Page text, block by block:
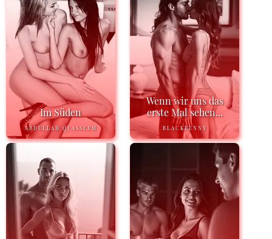
Im Süden
ABDULLAH QUASSEEM
Wenn wir uns das
erste Mal sehen...
BLACKBUNNY